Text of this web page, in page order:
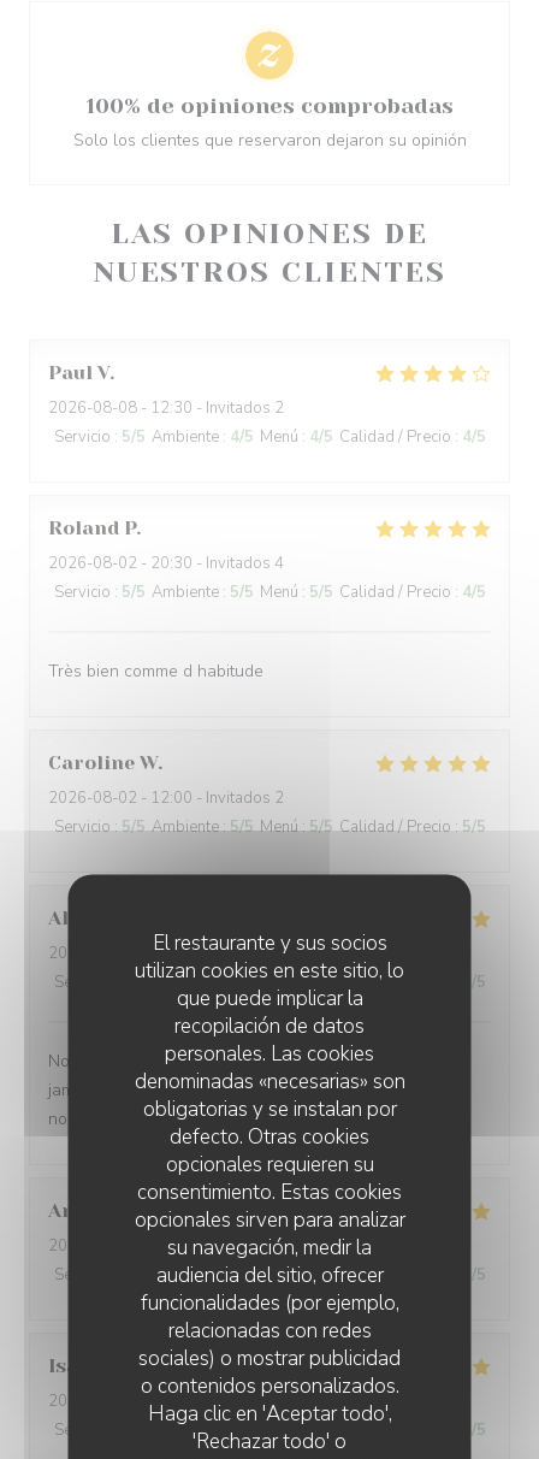
El restaurante y sus socios
utilizan cookies en este sitio, lo
que puede implicar la
recopilación de datos
personales. Las cookies
denominadas «necesarias» son
obligatorias y se instalan por
defecto. Otras cookies
opcionales requieren su
consentimiento. Estas cookies
opcionales sirven para analizar
su navegación, medir la
audiencia del sitio, ofrecer
funcionalidades (por ejemplo,
relacionadas con redes
sociales) o mostrar publicidad
o contenidos personalizados.
Haga clic en 'Aceptar todo',
'Rechazar todo' o
LAS OPINIONES DE
NUESTROS CLIENTES
Paul V
2026-08-08 - 12:30 - Invitados 2
Servicio : 5/5 Ambiente : 4/5 Menú : 4/5 Calidad / Precio : 4/5
Roland P
2026-08-02 - 20:30 - Invitados 4
Servicio : 5/5 Ambiente : 5/5 Menú : 5/5 Calidad / Precio : 4/5
Très bien comme d habitude
Caroline W
2026-08-02 - 12:00 - Invitados 2
Servicio:5/5 Ambiente:5/5 Menú:5/5 Calidad / Precio : 5/5
Alexandre et Veronique
2026-08-02
- 13:00 - Invitados 7
Servicio
/5 Ambiente:4/5 Menú : 4/5 Calidad / Precio /5
Nous venons plusieurs fois par an et nous ne sommes
jamais déçus. Le personnel est aux petits soins et nous
nous régalons. A renouveler
Anouk
2026-08-02
- 13:00 - Invitados 3
Servicio
Ambiente: 5 /5 Menú:5 /5 Calidad / Precio /5
Isabelle G
2026-08-01
- 19:00 - Invitados 3
Servicio
Ambiente 4 Menú : 4 /5 Calidad / Precio /5
100% de opiniones comprobadas
Solo los clientes que reservaron dejaron su opinión
L'AILE ET LA CUISSE